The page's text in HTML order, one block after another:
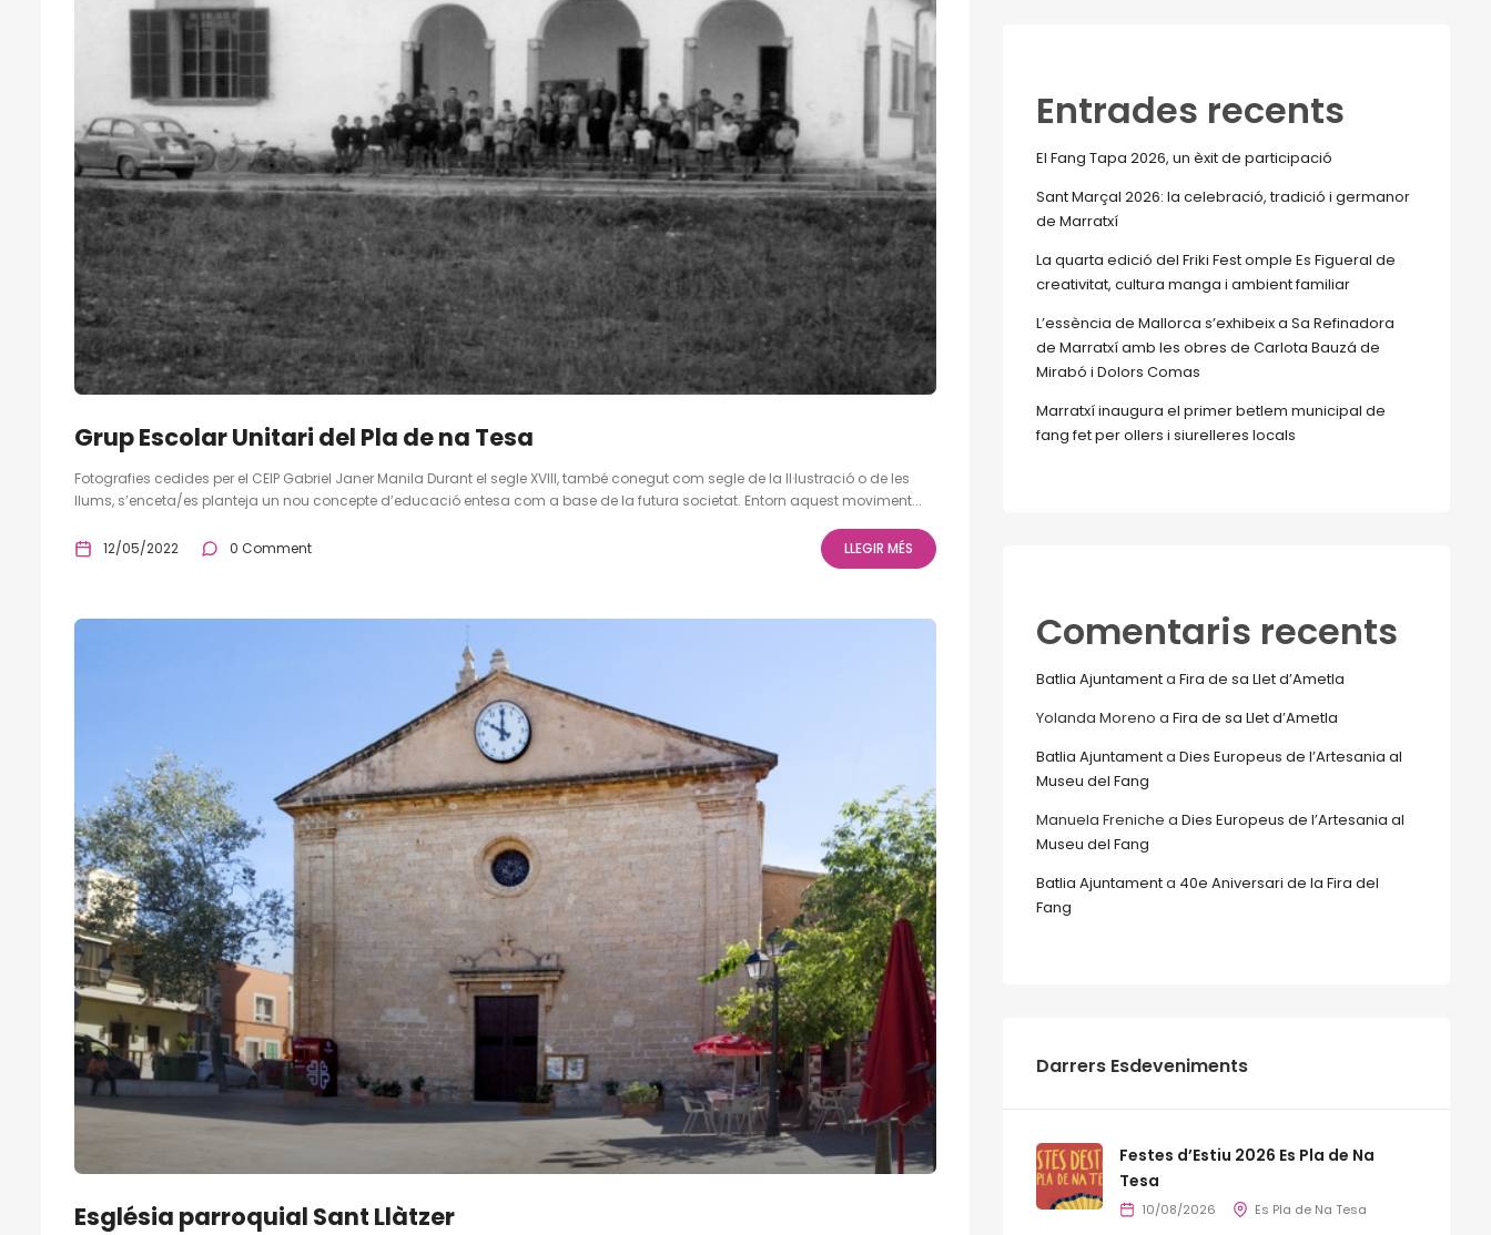
Grup Escolar Unitari del Pla de na Tesa
Fotografies cedides per el CEIP Gabriel Janer Manila Durant el segle XVIII, també conegut com segle de la Il·lustració o de les
llums, s’enceta/es planteja un nou concepte d’educació entesa com a base de la futura societat. Entorn aquest moviment...
12/05/2022 0 Comment LLEGIR MÉS
Església parroquial Sant Llàtzer
Entrades recents
El Fang Tapa 2026, un èxit de participació
Sant Marçal 2026: la celebració, tradició i germanor
de Marratxí
La quarta edició del Friki Fest omple Es Figueral de
creativitat, cultura manga i ambient familiar
L’essència de Mallorca s’exhibeix a Sa Refinadora
de Marratxí amb les obres de Carlota Bauzá de
Mirabó i Dolors Comas
Marratxí inaugura el primer betlem municipal de
fang fet per ollers i siurelleres locals
Comentaris recents
Batlia Ajuntamenta Fira de sa Llet d’Ametla
Yolanda Moreno a Fira de sa Llet d’Ametla
Batlia Ajuntamenta Dies Europeus de l’Artesania al
Museu del Fang
Manuela Freniche a Dies Europeus de l’Artesania al
Museu del Fang
Batlia Ajuntamenta 40e Aniversari de la Fira del
Fang
Darrers Esdeveniments
Festes d’Estiu 2026 Es Pla de Na
Tesa
10/08/2026 Es Pla de Na Tesa